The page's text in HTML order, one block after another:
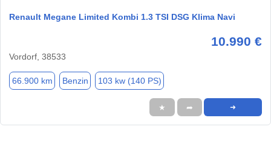
Renault Megane Limited Kombi 1.3 TSI DSG Klima Navi
10.990 €
Vordorf, 38533
66.900 km Benzin 103 kw (140 PS)
★ ➦ ➜